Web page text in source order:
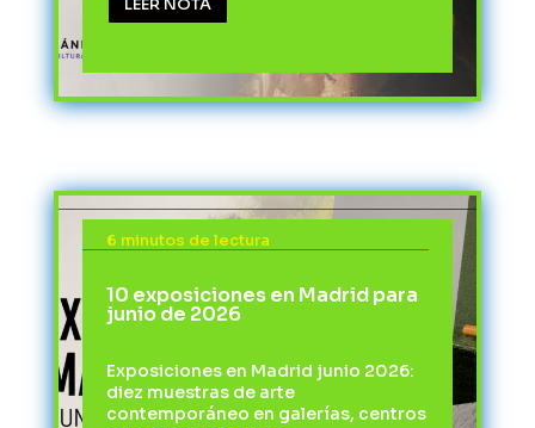
6 minutos de lectura
10 exposiciones en Madrid para
junio de 2026
Exposiciones en Madrid junio 2026:
diez muestras de arte
contemporáneo en galerías, centros